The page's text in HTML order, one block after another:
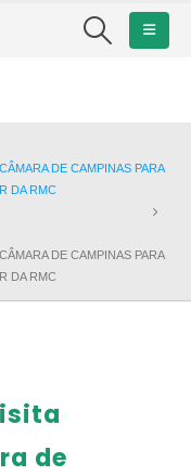
DE CAMPINAS PARA
DA RMC
DE CAMPINAS PARA
DA RMC
de